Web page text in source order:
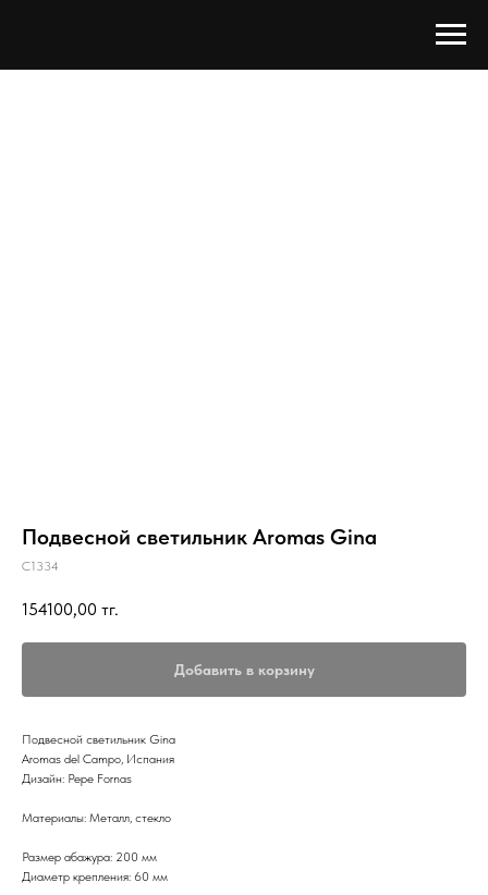
Подвесной светильник Aromas Gina
C1334
154100,00 тг.
Добавить в корзину
Подвесной светильник Gina
Aromas del Campo, Испания
Дизайн: Pepe Fornas
Материалы: Металл, стекло
Размер абажура: 200 мм
Диаметр крепления: 60 мм